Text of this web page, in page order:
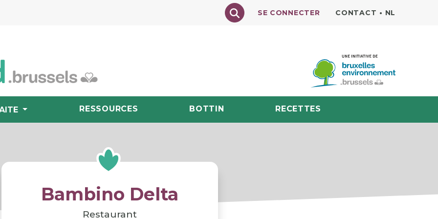
Texte à rechercher
SE CONNECTER CONTACT • NL
RESSOURCES BOTTIN RECETTES
Bambino Delta
Restaurant